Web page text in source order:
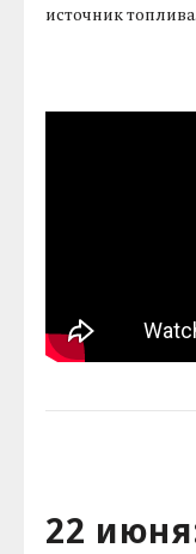
источник топлива.
22